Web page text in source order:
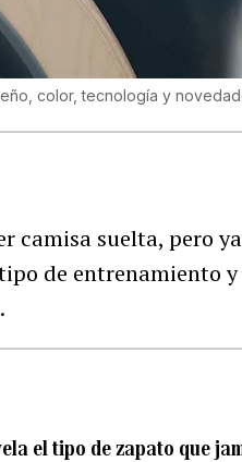
color, tecnología y
camisa suelta, pero
de entrenamiento
el tipo de zapato que